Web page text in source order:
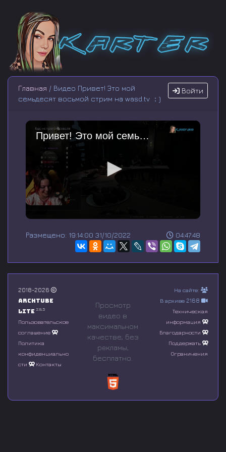
Войти
Главная / Видео Привет! Это мой
семьдесят восьмой стрим на wasd.tv ：)
Привет! Это мой семьдесят восьмой стрим на wasd.tv ：) [1221815]
e
n
o
f
0
s
o
n
d
04:47:48
Размещено: 19:14:00 31/10/2022
2018-2026
Archtube
Lite 2.8.5
Пользовательское
соглашение
Политика
конфиденциально
сти
Контакты
Просмотр
видео в
максимальном
качестве, без
рeкламы,
бесплатно.
На сайте:
В архиве 2168
Техническая
информация
Благодарности
Поддержать
Ограничения